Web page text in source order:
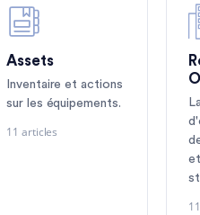
Assets
Inventaire et actions
sur les équipements.
11 articles